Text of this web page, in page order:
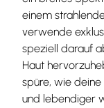
einem
verwende
speziell darauf
Haut
spüre, wie
und lebendiger